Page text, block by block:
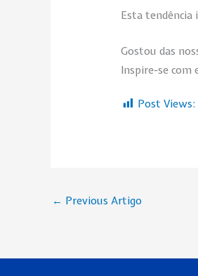
Esta tendência
Gostou das
Inspire-se com
Post Views:
← Previous Artigo